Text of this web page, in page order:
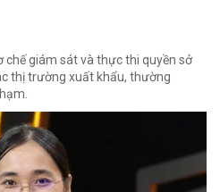
chế giám sát và thực thi quyền sở
thị trường xuất khẩu, thường